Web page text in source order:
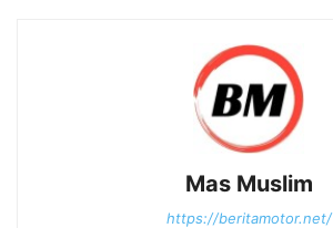
Mas Muslim
https://beritamotor.net/